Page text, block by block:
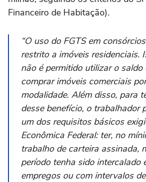
Financeiro de Habitação).
“O uso do FGTS em
restrito a imóveis residenciais.
não é permitido utilizar o
comprar imóveis comerciais
modalidade. Além disso, para
desse benefício, o trabalhador
um dos requisitos básicos
Econômica Federal: ter, no
trabalho de carteira assinada,
período tenha sido intercalado
empregos ou com intervalos